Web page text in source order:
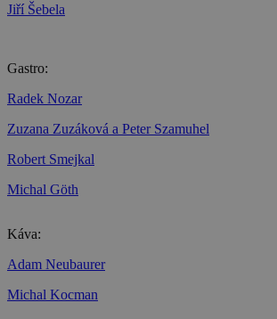
Jiří Šebela
Gastro:
Radek Nozar
Zuzana Zuzáková a Peter Szamuhel
Robert Smejkal
Michal Göth
Káva:
Adam Neubaurer
Michal Kocman